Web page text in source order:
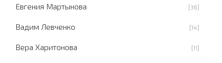
Евгения Мартынова [36]
Вадим Левченко [14]
Вера Харитонова [11]